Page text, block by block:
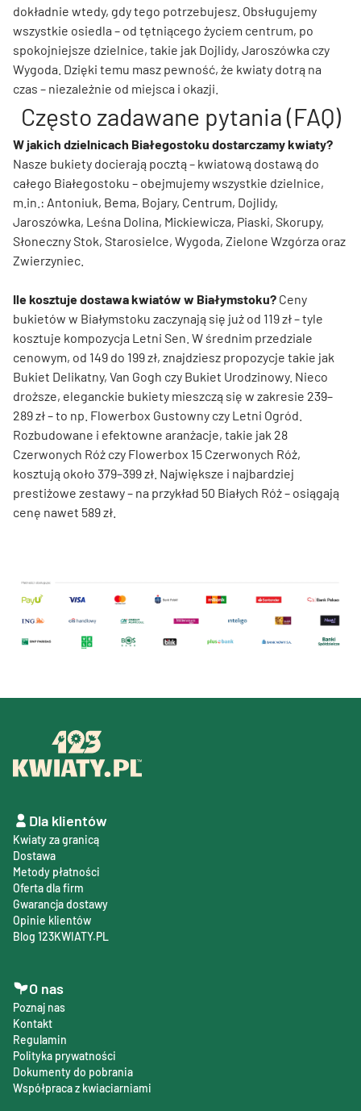
dokładnie wtedy, gdy tego potrzebujesz. Obsługujemy
wszystkie osiedla – od tętniącego życiem centrum, po
spokojniejsze dzielnice, takie jak Dojlidy, Jaroszówka czy
Wygoda. Dzięki temu masz pewność, że kwiaty dotrą na
czas – niezależnie od miejsca i okazji.
Często zadawane pytania (FAQ)
W jakich dzielnicach Białegostoku dostarczamy kwiaty?
Nasze bukiety docierają pocztą – kwiatową dostawą do
całego Białegostoku – obejmujemy wszystkie dzielnice,
m.in.: Antoniuk, Bema, Bojary, Centrum, Dojlidy,
Jaroszówka, Leśna Dolina, Mickiewicza, Piaski, Skorupy,
Słoneczny Stok, Starosielce, Wygoda, Zielone Wzgórza oraz
Zwierzyniec.
Ile kosztuje dostawa kwiatów w Białymstoku? Ceny
bukietów w Białymstoku zaczynają się już od 119 zł – tyle
kosztuje kompozycja Letni Sen. W średnim przedziale
cenowym, od 149 do 199 zł, znajdziesz propozycje takie jak
Bukiet Delikatny, Van Gogh czy Bukiet Urodzinowy. Nieco
droższe, eleganckie bukiety mieszczą się w zakresie 239–
289 zł – to np. Flowerbox Gustowny czy Letni Ogród.
Rozbudowane i efektowne aranżacje, takie jak 28
Czerwonych Róż czy Flowerbox 15 Czerwonych Róż,
kosztują około 379–399 zł. Największe i najbardziej
prestiżowe zestawy – na przykład 50 Białych Róż – osiągają
cenę nawet 589 zł.
Dla klientów
Kwiaty za granicą
Dostawa
Metody płatności
Oferta dla firm
Gwarancja dostawy
Opinie klientów
Blog 123KWIATY.PL
O nas
Poznaj nas
Kontakt
Regulamin
Polityka prywatności
Dokumenty do pobrania
Współpraca z kwiaciarniami